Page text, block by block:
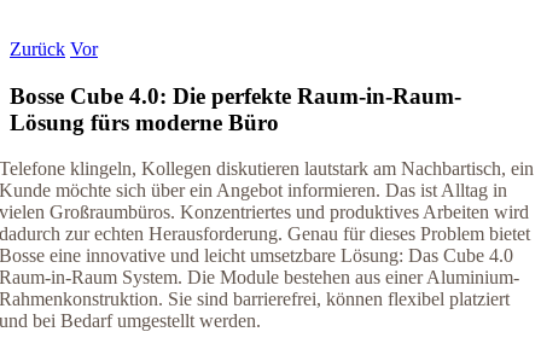
Zurück Vor
Bosse Cube 4.0: Die perfekte Raum-in-Raum-
Lösung fürs moderne Büro
Telefone klingeln, Kollegen diskutieren lautstark am Nachbartisch, ein
Kunde möchte sich über ein Angebot informieren. Das ist Alltag in
vielen Großraumbüros. Konzentriertes und produktives Arbeiten wird
dadurch zur echten Herausforderung. Genau für dieses Problem bietet
Bosse eine innovative und leicht umsetzbare Lösung: Das Cube 4.0
Raum-in-Raum System. Die Module bestehen aus einer Aluminium-
Rahmenkonstruktion. Sie sind barrierefrei, können flexibel platziert
und bei Bedarf umgestellt werden.